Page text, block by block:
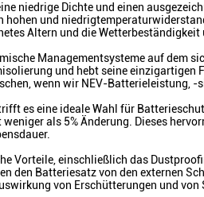
niedrige Dichte und einen
und
Altern und die
Managementsysteme auf dem
und hebt seine
wenn wir NEV-Batterieleistung,
es eine ideale Wahl für
als 5% Änderung. Dieses
Vorteile, einschließlich das
den Batteriesatz von den externen
von Erschütterungen und